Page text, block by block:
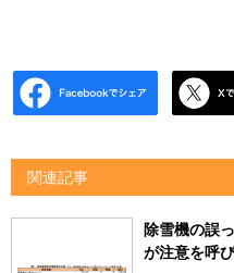
関連記事
除雪機の誤
が注意を呼